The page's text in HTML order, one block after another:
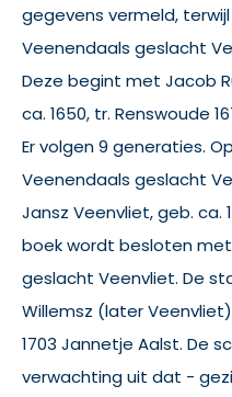
gegevens vermeld,
Veenendaals geslacht
Deze begint met Jacob
ca. 1650, tr. Renswoude
Er volgen 9 generaties.
Veenendaals geslacht
Jansz Veenvliet, geb. ca.
boek wordt besloten
geslacht Veenvliet. De
Willemsz (later
1703 Jannetje Aalst. De
verwachting uit dat -